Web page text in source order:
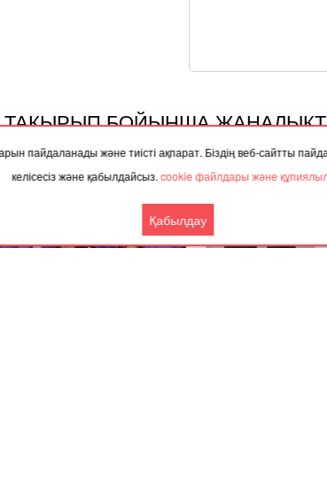
пайдаланады және тиісті ақпарат. Біздің веб-сайтты
келісесіз және қабылдайсыз.cookie файлдары және
Қабылдау
ТАҚЫРЫП БОЙЫНША